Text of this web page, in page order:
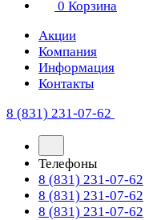
0 Корзина
Акции
Компания
Информация
Контакты
8 (831) 231-07-62
Телефоны
8 (831) 231-07-62
8 (831) 231-07-62
8 (831) 231-07-62